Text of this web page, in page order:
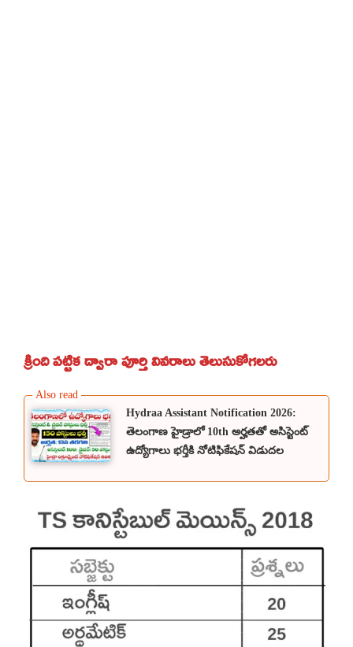
క్రింది పట్టిక ద్వారా పూర్తి వివరాలు తెలుసుకోగలరు
Hydraa Assistant Notification 2026:
తెలంగాణ హైడ్రాలో 10th అర్హతతో అసిస్టెంట్
ఉద్యోగాలు భర్తీకి నోటిఫికేషన్ విడుదల